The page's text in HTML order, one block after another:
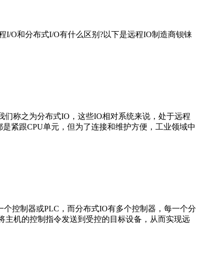
O和分布式I/O有什么区别?以下是远程IO制造商钡铼
称之为分布式IO，这些IO相对系统来说，处于远程
紧跟CPU单元，但为了连接和维护方便，工业领域中
控制器或PLC，而分布式IO有多个控制器，每一个分
机的控制指令发送到受控的目标设备，从而实现远